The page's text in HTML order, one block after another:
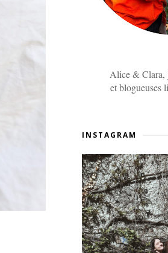
Alice & Clara,
et blogueuses
INSTAGRAM